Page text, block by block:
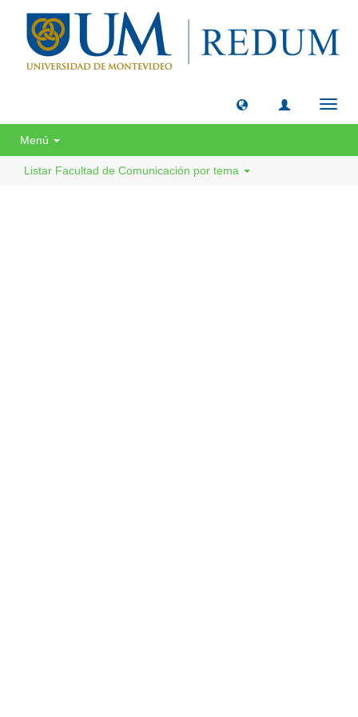
Menú
Listar Facultad de Comunicación por tema